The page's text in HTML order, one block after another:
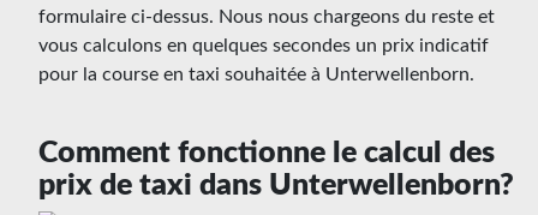
formulaire ci-dessus. Nous nous chargeons du reste et
vous calculons en quelques secondes un prix indicatif
pour la course en taxi souhaitée à Unterwellenborn.
Comment fonctionne le calcul des
prix de taxi dans Unterwellenborn?